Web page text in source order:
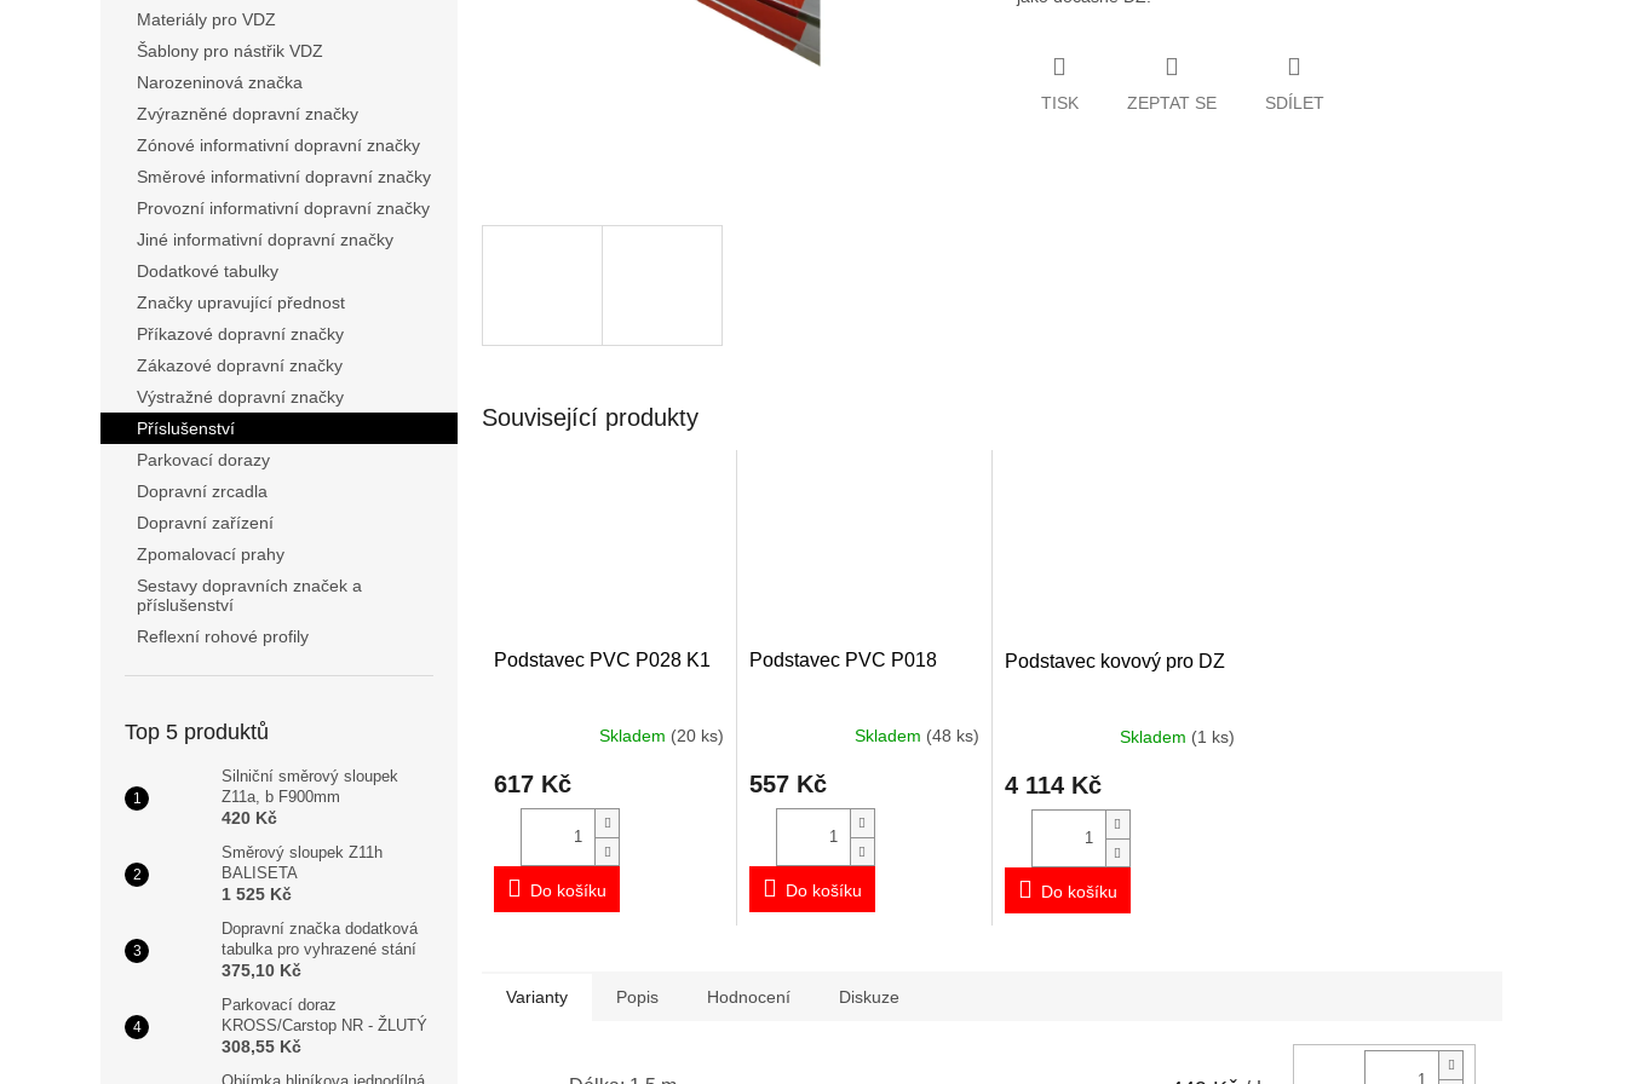
Materiály pro VDZ
Šablony pro nástřik VDZ
Narozeninová značka
Zvýrazněné dopravní značky
Zónové informativní dopravní značky
Směrové informativní dopravní značky
Provozní informativní dopravní značky
Jiné informativní dopravní značky
Dodatkové tabulky
Značky upravující přednost
Příkazové dopravní značky
Zákazové dopravní značky
Výstražné dopravní značky
Příslušenství
Parkovací dorazy
Dopravní zrcadla
Dopravní zařízení
Zpomalovací prahy
Sestavy dopravních značek a
příslušenství
Reflexní rohové profily
Top 5 produktů
Silniční směrový sloupek
Z11a, b F900mm
420 Kč
Směrový sloupek Z11h
BALISETA
1 525 Kč
Dopravní značka dodatková
tabulka pro vyhrazené stání
375,10 Kč
Parkovací doraz
KROSS/Carstop NR - ŽLUTÝ
308,55 Kč
TISK ZEPTAT SE SDÍLET
Související produkty
Podstavec PVC P028 K1
Skladem (20 ks)
617 Kč
Do košíku
Podstavec PVC P018
Skladem (48 ks)
557 Kč
Do košíku
Podstavec kovový pro DZ
Skladem (1 ks)
4 114 Kč
Do košíku
Varianty Popis Hodnocení Diskuze